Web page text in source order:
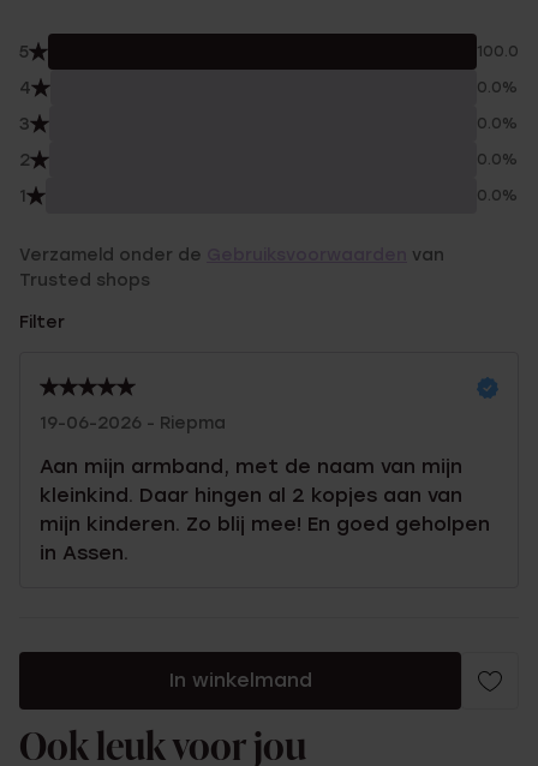
5 100.0%
4 0.0%
3 0.0%
2 0.0%
1 0.0%
Verzameld onder de
van
Trusted shops
Filter
19-06-2026 - Riepma
Aan mijn armband, met de naam van mijn
kleinkind. Daar hingen al 2 kopjes aan van
mijn kinderen. Zo blij mee! En goed geholpen
in Assen.
In winkelmand
Ook leuk voor jou